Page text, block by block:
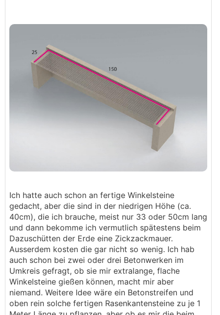
Ich hatte auch schon an fertige Winkelsteine
gedacht, aber die sind in der niedrigen Höhe (ca.
40cm), die ich brauche, meist nur 33 oder 50cm lang
und dann bekomme ich vermutlich spätestens beim
Dazuschütten der Erde eine Zickzackmauer.
Ausserdem kosten die gar nicht so wenig. Ich hab
auch schon bei zwei oder drei Betonwerken im
Umkreis gefragt, ob sie mir extralange, flache
Winkelsteine gießen können, macht mir aber
niemand. Weitere Idee wäre ein Betonstreifen und
oben rein solche fertigen Rasenkantensteine zu je 1